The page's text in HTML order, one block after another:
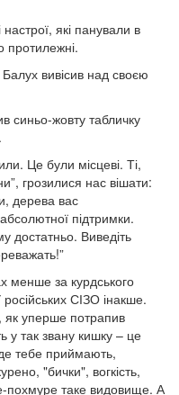
які панували в
протилежні.
вивісив над своєю
синьо-жовту табличку
Це були місцеві. Ті,
грозилися нас вішати:
дерева вас
підтримки.
достатньо. Виведіть
менше за курдського
СІЗО інакше.
як уперше потрапив
так звану кишку – це
тебе приймають,
"бички", вогкість,
таке видовище. А